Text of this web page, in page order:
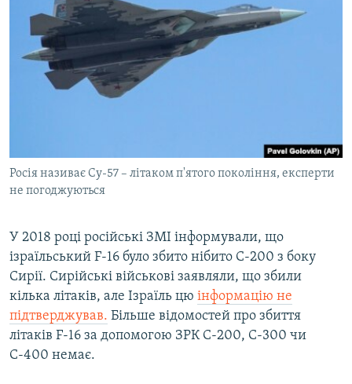
Росія називає Су-57 – літаком п'ятого покоління, експерти
не погоджуються
У 2018 році російські ЗМІ інформували, що
ізраїльський F-16 було збито нібито С-200 з боку
Сирії. Сирійські військові заявляли, що збили
кілька літаків, але Ізраїль цю інформацію не
підтверджував. Більше відомостей про збиття
літаків F-16 за допомогою ЗРК С-200, С-300 чи
С-400 немає.